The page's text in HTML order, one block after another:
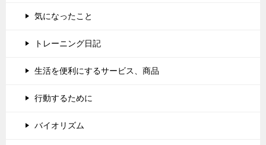
気になったこと
トレーニング日記
生活を便利にするサービス、商品
行動するために
バイオリズム